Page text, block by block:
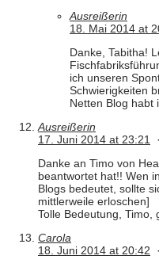
Ausreißerin
18. Mai 2014 at
Danke, Tabitha!
ich unseren
Schwierigkeiten
Netten Blog habt
Ausreißerin
17. Juni 2014 at 23:21
Danke an Timo von
beantwortet hat!! Wen
Blogs bedeutet, sollte
mittlerweile erloschen]
Tolle Bedeutung, Timo,
Carola
18. Juni 2014 at 20:42